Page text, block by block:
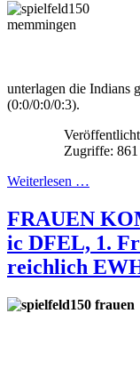
unterlagen die Indians
(0:0/0:0/0:3).
Zugriffe: 861
Weiterlesen …
FRAUEN
ic DFEL, 1.
reichlich